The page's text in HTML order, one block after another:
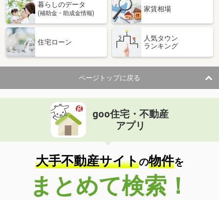
暮らしのデータ
(補助金・助成金情報)
家賃相場
住宅ローン
人気タウン
ランキング
ページトップに戻る
goo住宅・不動産
アプリ
大手不動産サイトの物件を
まとめて検索！